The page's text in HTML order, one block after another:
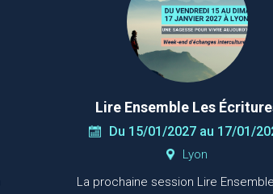
Lire Ensemble Les
Du 15/01/2027 au 17/01/
Lyon
La prochaine session Lire